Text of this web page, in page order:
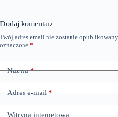
Dodaj komentarz
Twój adres email nie zostanie
oznaczone *
Nazwa*
Adres e-mail*
Witryna internetowa